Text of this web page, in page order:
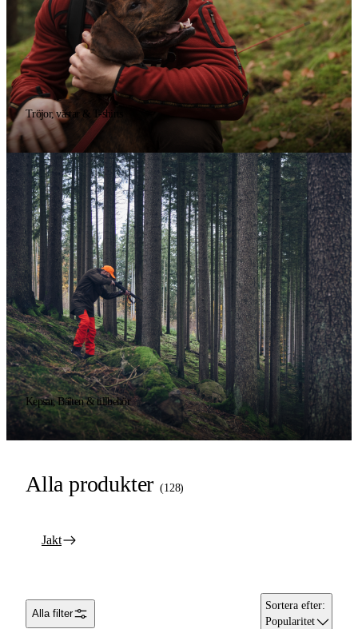
Tröjor, västar & T-shirts
Kepsar, Bälten & tillbehör
Alla produkter (128)
Jakt
Alla filter
Sortera efter:
Popularitet